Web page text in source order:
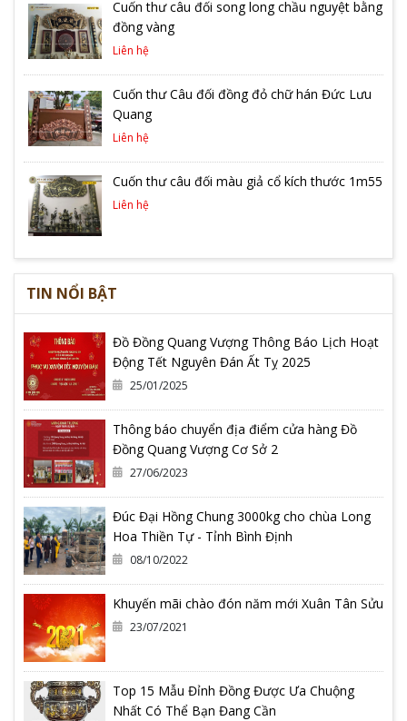
Cuốn thư câu đối song long chầu nguyệt bằng
đồng vàng
Liên hệ
Cuốn thư Câu đối đồng đỏ chữ hán Đức Lưu
Quang
Liên hệ
Cuốn thư câu đối màu giả cổ kích thước 1m55
Liên hệ
TIN NỔI BẬT
Đồ Đồng Quang Vượng Thông Báo Lịch Hoạt
Động Tết Nguyên Đán Ất Tỵ 2025
25/01/2025
Thông báo chuyển địa điểm cửa hàng Đồ
Đồng Quang Vượng Cơ Sở 2
27/06/2023
Đúc Đại Hồng Chung 3000kg cho chùa Long
Hoa Thiền Tự - Tỉnh Bình Định
08/10/2022
Khuyến mãi chào đón năm mới Xuân Tân Sửu
23/07/2021
Top 15 Mẫu Đỉnh Đồng Được Ưa Chuộng
Nhất Có Thể Bạn Đang Cần